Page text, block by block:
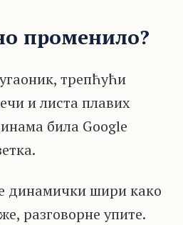
променило?
трепћући
и листа плавих
била Google
динамички шири како
разговорне упите.